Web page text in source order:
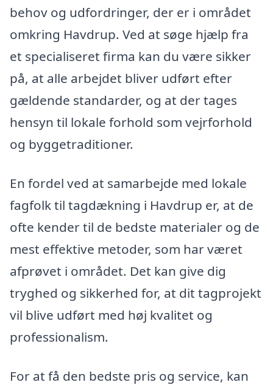
behov og udfordringer, der er i området
omkring Havdrup. Ved at søge hjælp fra
et specialiseret firma kan du være sikker
på, at alle arbejdet bliver udført efter
gældende standarder, og at der tages
hensyn til lokale forhold som vejrforhold
og byggetraditioner.
En fordel ved at samarbejde med lokale
fagfolk til tagdækning i Havdrup er, at de
ofte kender til de bedste materialer og de
mest effektive metoder, som har været
afprøvet i området. Det kan give dig
tryghed og sikkerhed for, at dit tagprojekt
vil blive udført med høj kvalitet og
professionalism.
For at få den bedste pris og service, kan